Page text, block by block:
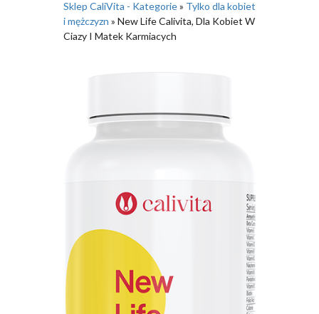
Sklep CaliVita - Kategorie» Tylko dla kobiet
i mężczyzn » New Life Calivita, Dla Kobiet W
Ciazy I Matek Karmiacych